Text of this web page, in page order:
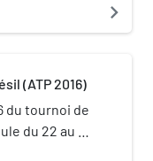
do Sul Porto
celle
navigate_next
(ATP 2016)
du tournoi de
du 22 au 28